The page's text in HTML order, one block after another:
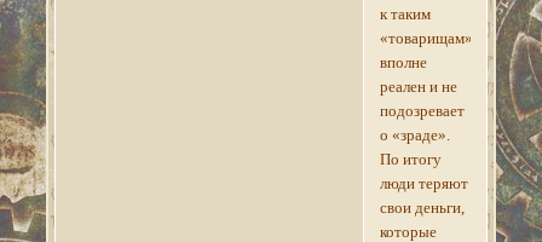
к таким
«товарищам»,
вполне
реален и не
подозревает
о «зраде».
По итогу
люди теряют
свои деньги,
которые